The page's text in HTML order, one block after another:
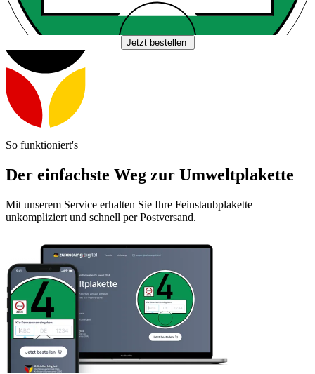
Jetzt bestellen
So funktioniert's
Der einfachste Weg zur Umweltplakette
Mit unserem Service erhalten Sie Ihre Feinstaubplakette
unkompliziert und schnell per Postversand.